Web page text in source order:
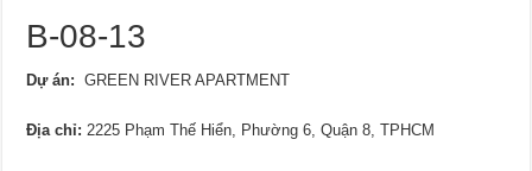
B-08-13
Dự án: GREEN RIVER APARTMENT
Địa chỉ: 2225 Phạm Thế Hiển, Phường 6, Quận 8, TPHCM